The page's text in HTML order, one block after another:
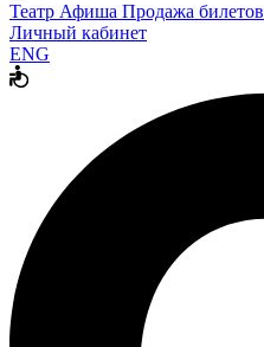
Театр Афиша Продажа билетов
Личный кабинет
ENG